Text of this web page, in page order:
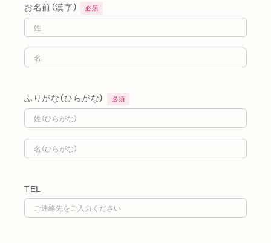
お名前（漢字） 必須
ふりがな（ひらがな） 必須
TEL